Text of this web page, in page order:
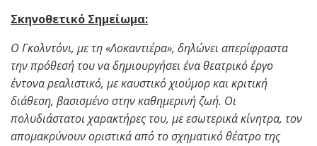
Σκηνοθετικό Σημείωμα:
Ο Γκολντόνι, με τη «Λοκαντιέρα», δηλώνει απερίφραστα
την πρόθεσή του να δημιουργήσει ένα θεατρικό έργο
έντονα ρεαλιστικό, με καυστικό χιούμορ και κριτική
διάθεση, βασισμένο στην καθημερινή ζωή. Οι
πολυδιάστατοι χαρακτήρες του, με εσωτερικά κίνητρα, τον
απομακρύνουν οριστικά από το σχηματικό θέατρο της